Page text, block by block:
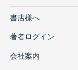
書店様へ
著者ログイン
会社案内